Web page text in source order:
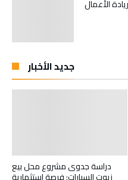
الأعمال
جديد الأخبار
دراسة جدوى مشروع محل بيع